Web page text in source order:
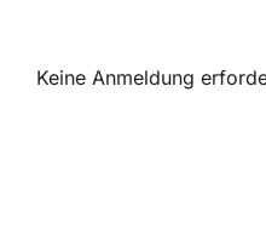
Keine Anmeldung